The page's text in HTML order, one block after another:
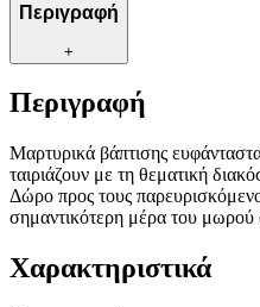
Περιγραφή
+
Περιγραφή
Μαρτυρικά βάπτισης
ταιριάζουν με τη θεματική
Δώρο προς τους
σημαντικότερη μέρα του μωρού
Χαρακτηριστικά